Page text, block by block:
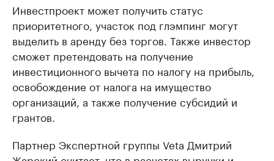
Инвестпроект может получить статус
приоритетного, участок под глэмпинг могут
выделить в аренду без торгов. Также инвестор
сможет претендовать на получение
инвестиционного вычета по налогу на прибыль,
освобождение от налога на имущество
организаций, а также получение субсидий и
грантов.
Партнер Экспертной группы Veta Дмитрий